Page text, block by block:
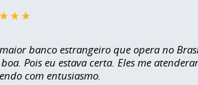
banco estrangeiro que opera no
Pois eu estava certa. Eles me
com entusiasmo.